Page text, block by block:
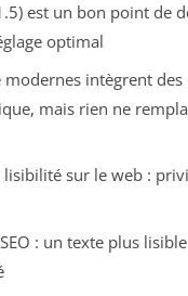
est un bon point de
optimal
intègrent des
mais rien ne
sur le web :
: un texte plus